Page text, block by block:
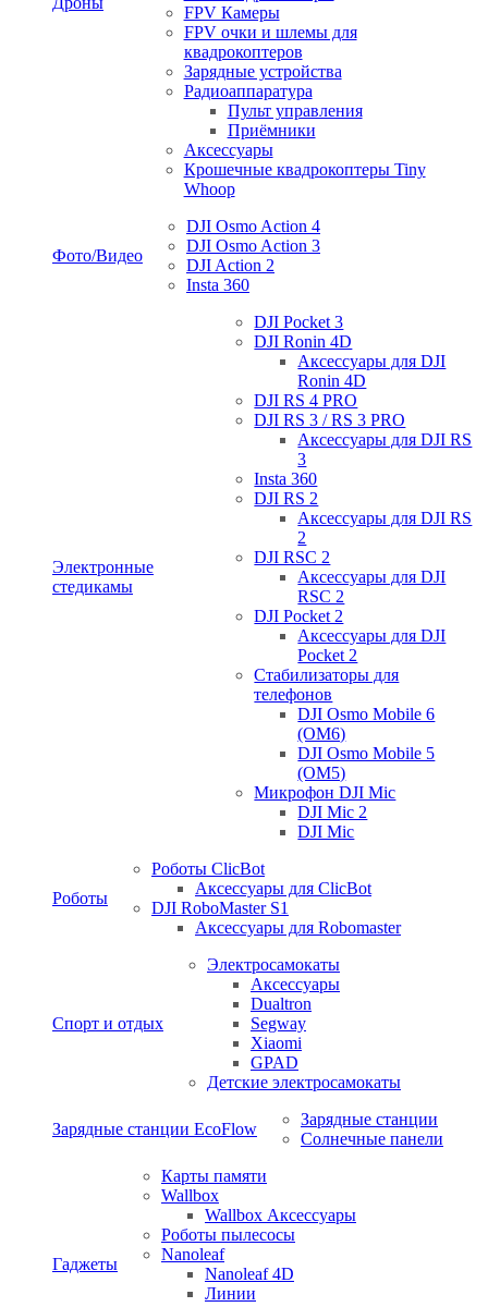
FPV Камеры
FPV очки и шлемы для
квадрокоптеров
Зарядные устройства
Радиоаппаратура
Пульт управления
Приёмники
Аксессуары
Крошечные квадрокоптеры Tiny
Whoop
Фото/Видео
DJI Osmo Action 4
DJI Osmo Action 3
DJI Action 2
Insta 360
Электронные
стедикамы
DJI Pocket 3
DJI Ronin 4D
Аксессуары для DJI
Ronin 4D
DJI RS 4 PRO
DJI RS 3 / RS 3 PRO
Аксессуары для DJI RS
3
Insta 360
DJI RS 2
Аксессуары для DJI RS
2
DJI RSC 2
Аксессуары для DJI
RSC 2
DJI Pocket 2
Аксессуары для DJI
Pocket 2
Стабилизаторы для
телефонов
DJI Osmo Mobile 6
(OM6)
DJI Osmo Mobile 5
(OM5)
Микрофон DJI Mic
DJI Mic 2
DJI Mic
Роботы
Роботы ClicBot
Аксессуары для ClicBot
DJI RoboMaster S1
Аксессуары для Robomaster
Спорт и отдых
Электросамокаты
Аксессуары
Dualtron
Segway
Xiaomi
GPAD
Детские электросамокаты
Зарядные станции EcoFlow
Зарядные станции
Солнечные панели
Гаджеты
Карты памяти
Wallbox
Wallbox Аксессуары
Роботы пылесосы
Nanoleaf
Nanoleaf 4D
Линии